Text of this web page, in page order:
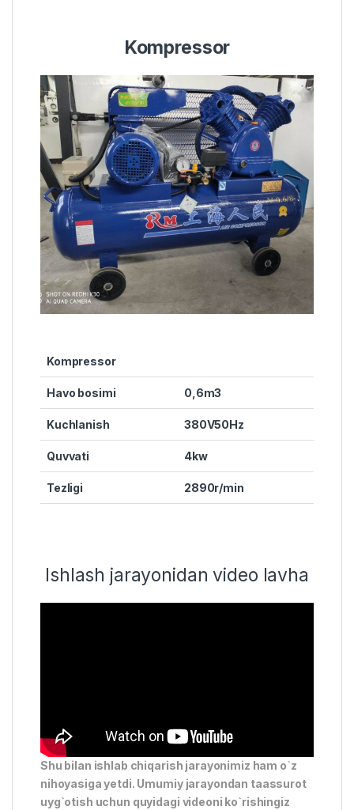
Kompressor
Kompressor
Havo bosimi 0,6m3
Kuchlanish 380V50Hz
Quvvati 4kw
Tezligi 2890r/min
Ishlash jarayonidan video lavha
Shu bilan ishlab chiqarish jarayonimiz ham o`z
nihoyasiga yetdi. Umumiy jarayondan taassurot
uyg`otish uchun quyidagi videoni ko`rishingiz